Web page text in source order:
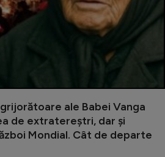
ale Babei Vanga
de extratereștri, dar și
Mondial. Cât de departe